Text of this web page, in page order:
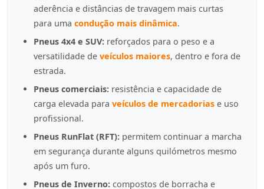
aderência e distâncias de travagem mais curtas
para uma condução mais dinâmica.
Pneus 4x4 e SUV: reforçados para o peso e a
versatilidade de veículos maiores, dentro e fora de
estrada.
Pneus comerciais: resistência e capacidade de
carga elevada para veículos de mercadorias e uso
profissional.
Pneus RunFlat (RFT): permitem continuar a marcha
em segurança durante alguns quilómetros mesmo
após um furo.
Pneus de Inverno: compostos de borracha e